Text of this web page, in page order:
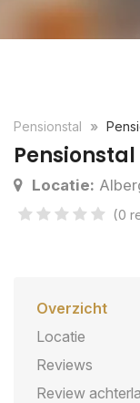
Pensionstal
Locatie:
(0
Overzicht
Locatie
Reviews
Review